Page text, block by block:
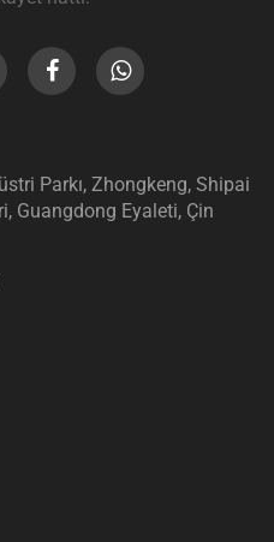
Parkı, Zhongkeng, Shipai
Guangdong Eyaleti, Çin